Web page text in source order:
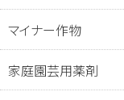
マイナー作物
家庭園芸用薬剤